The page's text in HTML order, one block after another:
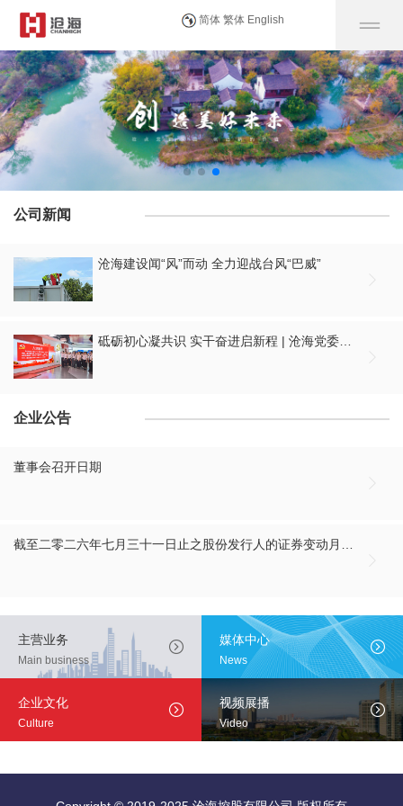
简体 繁体 English
公司新闻
沧海建设闻“风”而动 全力迎战台风“巴威”
企业公告
董事会召开日期
主营业务
Main business
 媒体中心
News

企业文化
Culture
 视频展播
Video
